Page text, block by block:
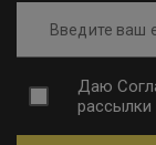
Введите ваш
Даю
рассылки